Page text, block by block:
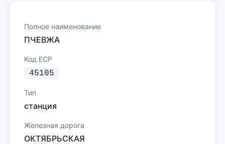
Полное наименование
ПЧЕВЖА
Код ЕСР
45105
Тип
станция
Железная дорога
ОКТЯБРЬСКАЯ